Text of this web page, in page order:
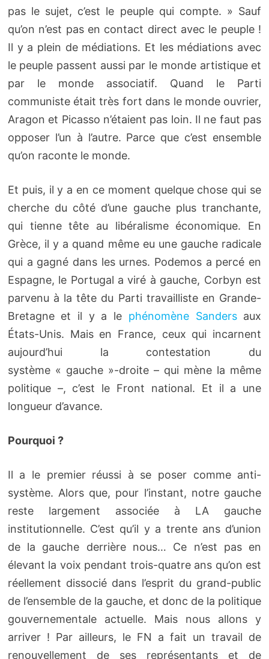
pas le sujet, c’est le peuple qui compte. » Sauf
qu’on n’est pas en contact direct avec le peuple !
Il y a plein de médiations. Et les médiations avec
le peuple passent aussi par le monde artistique et
par le monde associatif. Quand le Parti
communiste était très fort dans le monde ouvrier,
Aragon et Picasso n’étaient pas loin. Il ne faut pas
opposer l’un à l’autre. Parce que c’est ensemble
qu’on raconte le monde.
Et puis, il y a en ce moment quelque chose qui se
cherche du côté d’une gauche plus tranchante,
qui tienne tête au libéralisme économique. En
Grèce, il y a quand même eu une gauche radicale
qui a gagné dans les urnes. Podemos a percé en
Espagne, le Portugal a viré à gauche, Corbyn est
parvenu à la tête du Parti travailliste en Grande-
Bretagne et il y a le phénomène Sandersaux
États-Unis. Mais en France, ceux qui incarnent
aujourd’hui la contestation du
système « gauche »-droite – qui mène la même
politique –, c’est le Front national. Et il a une
longueur d’avance.
Pourquoi ?
Il a le premier réussi à se poser comme anti-
système. Alors que, pour l’instant, notre gauche
reste largement associée à LA gauche
institutionnelle. C’est qu’il y a trente ans d’union
de la gauche derrière nous… Ce n’est pas en
élevant la voix pendant trois-quatre ans qu’on est
réellement dissocié dans l’esprit du grand-public
de l’ensemble de la gauche, et donc de la politique
gouvernementale actuelle. Mais nous allons y
arriver ! Par ailleurs, le FN a fait un travail de
renouvellement de ses représentants et de